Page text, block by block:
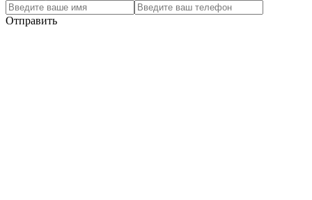
Отправить